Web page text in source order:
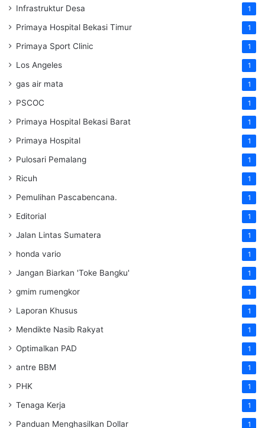
Infrastruktur Desa 1
Primaya Hospital Bekasi Timur 1
Primaya Sport Clinic 1
Los Angeles 1
gas air mata 1
PSCOC 1
Primaya Hospital Bekasi Barat 1
Primaya Hospital 1
Pulosari Pemalang 1
Ricuh 1
Pemulihan Pascabencana. 1
Editorial 1
Jalan Lintas Sumatera 1
honda vario 1
Jangan Biarkan 'Toke Bangku' 1
gmim rumengkor 1
Laporan Khusus 1
Mendikte Nasib Rakyat 1
Optimalkan PAD 1
antre BBM 1
PHK 1
Tenaga Kerja 1
Panduan Menghasilkan Dollar 1